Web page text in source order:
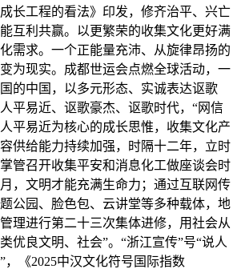
长工程的看法》印发，修齐治平、兴亡
互利共赢。以更繁荣的收集文化更好满
需求。一个正能量充沛、从旋律昂扬的
为现实。成都世运会点燃全球活动，一
的中国，以多元形态、实诚表达讴歌
平易近、讴歌豪杰、讴歌时代，“网信
平易近为核心的成长思惟，收集文化产
供给能力持续加强，时隔十二年，立时
管召开收集平安和消息化工做座谈会时
，文明才能充满生命力；通过互联网传
公园、脸色包、云讲堂等多种载体，地
理进行第二十三次集体进修，用社会从
优良文明、社会”。“浙江宣传”号“说人
，《2025中汉文化符号国际指数